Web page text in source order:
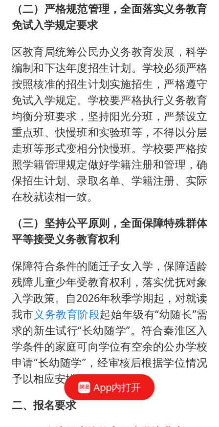
（二）严格规范管理，全面落实义务教育
免试入学规定要求
区教育局统筹公民办义务教育发展，科学
编制和下达年度招生计划。学校必须严格
按照核准的招生计划实施招生，严格遵守
免试入学规定。学校要严格执行义务教育
均衡分班要求，坚持阳光分班，严禁设立
重点班、快慢班和实验班等，不得以分层
走班等形式变相分快慢班。学校要严格按
照学籍管理规定做好学籍注册和管理，确
保招生计划、录取名单、学籍注册、实际
在校就读相一致。
（三）坚持公平原则，全面保障特殊群体
平等接受义务教育权利
保障符合条件的随迁子女入学，保障适龄
残障儿童少年受教育权利，落实优抚对象
入学政策。自2026年秋季学期起，对就读
我市 义务教育阶段起始年级有“幼随长”需
求的新生试行“长幼随学”。符合秦淮区入
学条件的家庭可向学位有空余的公办学校
申请“长幼随学”，经审核后根据学位情况
予以相应安排。
二、报名要求
App内打开